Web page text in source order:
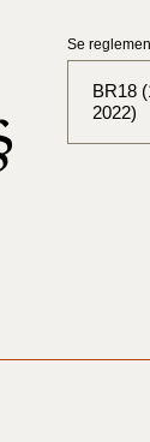
Se
BR18
2022)